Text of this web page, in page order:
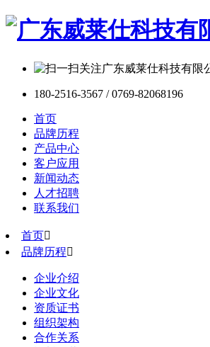
180-2516-3567 / 0769-82068196
首页
品牌历程
产品中心
客户应用
新闻动态
人才招聘
联系我们
首页
品牌历程
企业介绍
企业文化
资质证书
组织架构
合作关系